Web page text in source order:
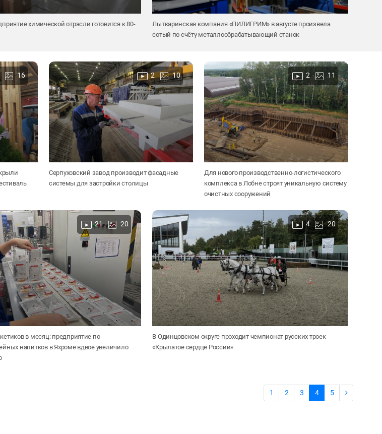
химической отрасли готовится к 80-
Лыткаринская компания «ПИЛИГРИМ» в августе произвела
сотый по счёту металлообрабатывающий станок
16 2 10
Серпуховский завод производит фасадные
системы для застройки столицы
2 11
Для нового производственно-логистического
комплекса в Лобне строят уникальную систему
очистных сооружений
21 20
в месяц: предприятие по
напитков в Яхроме вдвое увеличило
4 20
В Одинцовском округе проходит чемпионат русских троек
«Крылатое сердце России»
1
2 3 4 5